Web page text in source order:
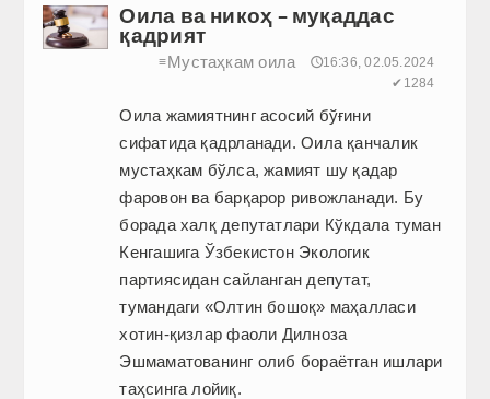
Оила ва никоҳ – муқаддас
қадрият
≡Мустаҳкам оила
🕔16:36, 02.05.2024
✔1284
Оила жамиятнинг асосий бўғини
сифатида қадрланади. Оила қанчалик
мустаҳкам бўлса, жамият шу қадар
фаровон ва барқарор ривожланади. Бу
борада халқ депутатлари Кўкдала туман
Кенгашига Ўзбекистон Экологик
партиясидан сайланган депутат,
тумандаги «Олтин бошоқ» маҳалласи
хотин-қизлар фаоли Дилноза
Эшмаматованинг олиб бораётган ишлари
таҳсинга лойиқ.